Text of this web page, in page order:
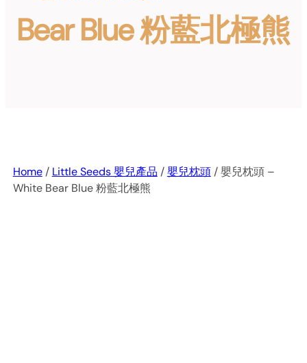
Bear Blue 粉藍北極熊
Home/ Little Seeds 嬰兒產品 /嬰兒枕頭/ 嬰兒枕頭 –
White Bear Blue 粉藍北極熊